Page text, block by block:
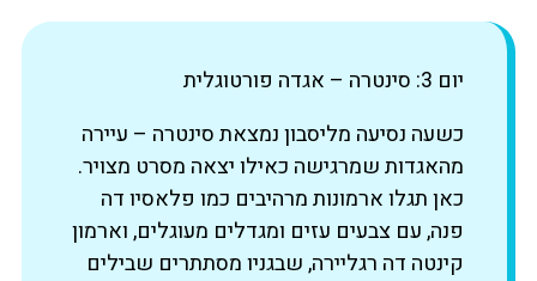
יום 3: סינטרה – אגדה פורטוגלית
כשעה נסיעה מליסבון נמצאת סינטרה – עיירה
מהאגדות שמרגישה כאילו יצאה מסרט מצויר.
כאן תגלו ארמונות מרהיבים כמו פלאסיו דה
פנה, עם צבעים עזים ומגדלים מעוגלים, וארמון
קינטה דה רגליירה, שבגניו מסתתרים שבילים